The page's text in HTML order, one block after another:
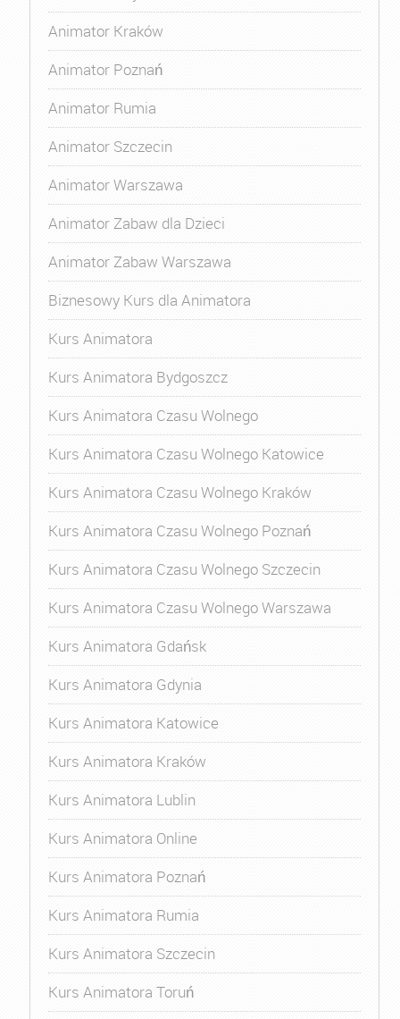
Animator Kraków
Animator Poznań
Animator Rumia
Animator Szczecin
Animator Warszawa
Animator Zabaw dla Dzieci
Animator Zabaw Warszawa
Biznesowy Kurs dla Animatora
Kurs Animatora
Kurs Animatora Bydgoszcz
Kurs Animatora Czasu Wolnego
Kurs Animatora Czasu Wolnego Katowice
Kurs Animatora Czasu Wolnego Kraków
Kurs Animatora Czasu Wolnego Poznań
Kurs Animatora Czasu Wolnego Szczecin
Kurs Animatora Czasu Wolnego Warszawa
Kurs Animatora Gdańsk
Kurs Animatora Gdynia
Kurs Animatora Katowice
Kurs Animatora Kraków
Kurs Animatora Lublin
Kurs Animatora Online
Kurs Animatora Poznań
Kurs Animatora Rumia
Kurs Animatora Szczecin
Kurs Animatora Toruń